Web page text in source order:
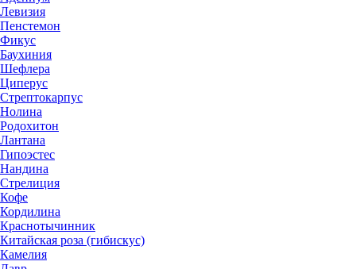
Левизия
Пенстемон
Фикус
Баухиния
Шефлера
Циперус
Стрептокарпус
Нолина
Родохитон
Лантана
Гипоэстес
Нандина
Стрелиция
Кофе
Кордилина
Краснотычинник
Китайская роза (гибискус)
Камелия